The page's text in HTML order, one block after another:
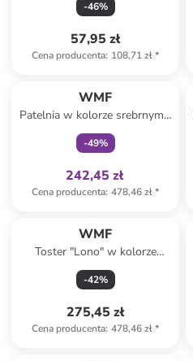
-46%
57,95 zł
Cena producenta: 108,71 zł*
WMF
Patelnia w kolorze srebrnym -
Ø 28 cm
-49%
242,45 zł
Cena producenta: 478,46 zł*
WMF
Toster "Lono" w kolorze
srebrno-czarnym
-42%
275,45 zł
Cena producenta: 478,46 zł*